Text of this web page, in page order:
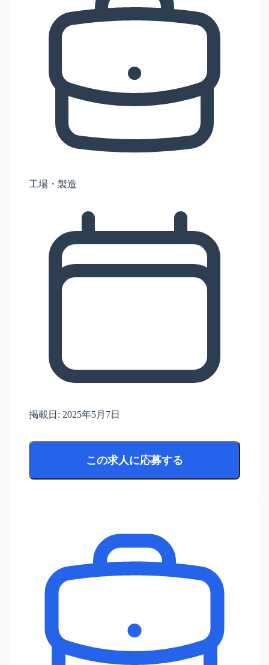
工場・製造
掲載日: 2025年5月7日
この求人に応募する